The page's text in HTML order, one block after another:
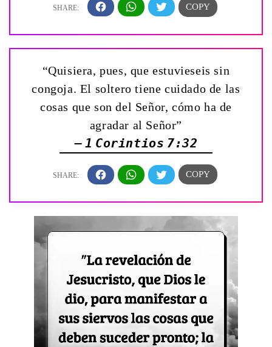
“Quisiera, pues, que estuvieseis sin
congoja. El soltero tiene cuidado de las
cosas que son del Señor, cómo ha de
agradar al Señor”
— 1 Corintios 7:32